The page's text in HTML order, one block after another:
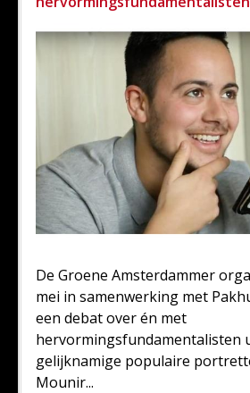
De Groene Amsterdammer
mei in samenwerking met
een debat over én met
hervormingsfundamentalisten
gelijknamige populaire
Mounir...